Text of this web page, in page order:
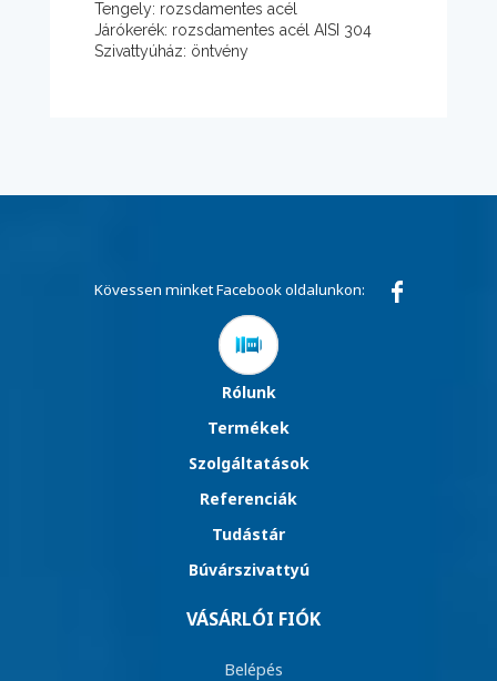
Tengely: rozsdamentes acél
Járókerék: rozsdamentes acél AISI 304
Szivattyúház: öntvény
Kövessen minket Facebook oldalunkon:
Rólunk
Termékek
Szolgáltatások
Referenciák
Tudástár
Búvárszivattyú
VÁSÁRLÓI FIÓK
Belépés